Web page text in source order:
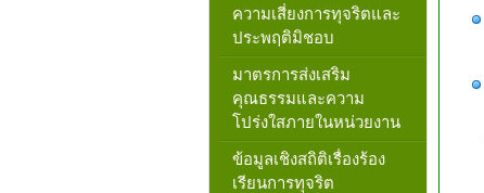
ความเสี่ยงการทุจริตและ
ประพฤติมิชอบ
มาตรการส่งเสริม
คุณธรรมและความ
โปร่งใสภายในหน่วยงาน
ข้อมูลเชิงสถิติเรื่องร้อง
เรียนการทุจริต